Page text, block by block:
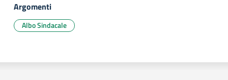
Argomenti
Albo Sindacale